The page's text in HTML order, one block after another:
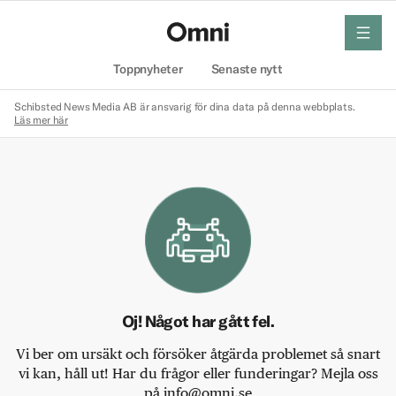
Toppnyheter Senaste nytt
meny
Schibsted News Media AB är ansvarig för dina data på denna webbplats.
Läs mer här
Oj! Något har gått fel.
Vi ber om ursäkt och försöker åtgärda problemet så snart
vi kan, håll ut! Har du frågor eller funderingar? Mejla oss